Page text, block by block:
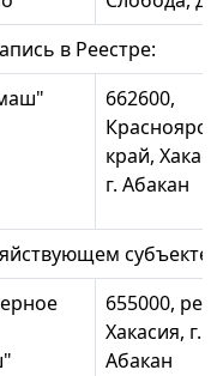
в Реестре:
662600,
край,
г. Абакан
субъекте:
655000,
Хакасия, г.
Абакан